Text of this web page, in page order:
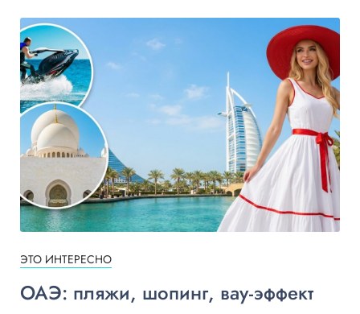
ЭТО ИНТЕРЕСНО
ОАЭ: пляжи, шопинг, вау‑эффект